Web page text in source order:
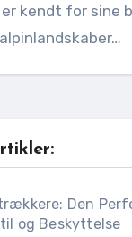
kendt for sine
alpinlandskaber…
Den
og Beskyttelse